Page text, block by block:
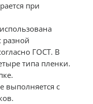
при
разной
ГОСТ. В
типа пленки.
выполняется с